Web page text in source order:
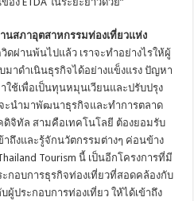
นสภาอุตสาหกรรมท่องเที่ยวแห่ง
ดผ่านพ้นไปแล้ว เราจะทำอย่างไรให้ผู้
มาดำเนินธุรกิจได้อย่างแข็งแรง ปัญหา
ใช้เพื่อเป็นทุนหมุนเวียนและปรับปรุง
ะนำมาพัฒนาธุรกิจและทำการตลาด
ดิจิทัล สามคือเทคโนโลยี ต้องยอมรับ
ถึงและรู้จักนวัตกรรมต่างๆ ค่อนข้าง
Tourism นี้ เป็นอีกโครงการที่มี
กอบการธุรกิจท่องเที่ยวที่สอดคล้องกับ
ประกอบการท่องเที่ยว ให้ได้เข้าถึง